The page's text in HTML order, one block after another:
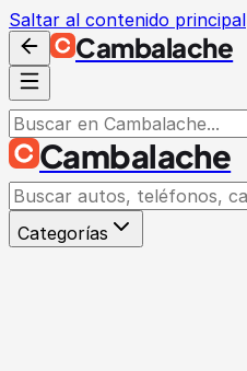
Saltar al contenido principal
Cambalache
Cambalache
Categorías